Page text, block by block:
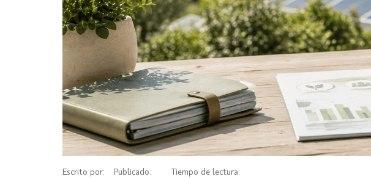
Escrito por: Publicado: Tiempo de lectura: